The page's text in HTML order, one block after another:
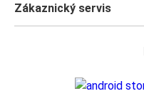
Zákaznický servis